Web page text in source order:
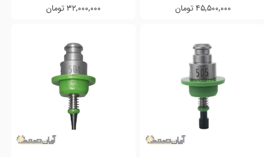
۴۵,۵۰۰,۰۰۰ تومان
۳۲,۰۰۰,۰۰۰ تومان